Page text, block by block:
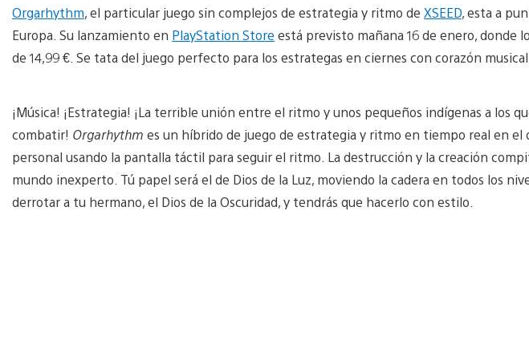
Orgarhythm, el particular juego sin complejos de estrategia y ritmo de XSEED, esta a
Europa. Su lanzamiento en PlayStation Store está previsto mañana 16 de enero, donde
de 14,99 €. Se tata del juego perfecto para los estrategas en ciernes con corazón musical.
¡Música! ¡Estrategia! ¡La terrible unión entre el ritmo y unos pequeños indígenas a los
combatir! Orgarhythm es un híbrido de juego de estrategia y ritmo en tiempo real en el
personal usando la pantalla táctil para seguir el ritmo. La destrucción y la creación
mundo inexperto. Tú papel será el de Dios de la Luz, moviendo la cadera en todos los
derrotar a tu hermano, el Dios de la Oscuridad, y tendrás que hacerlo con estilo.